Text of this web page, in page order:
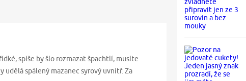
spíše by šlo rozmazat špachtlí, musíte
spálený mazanec syrový uvnitř. Za